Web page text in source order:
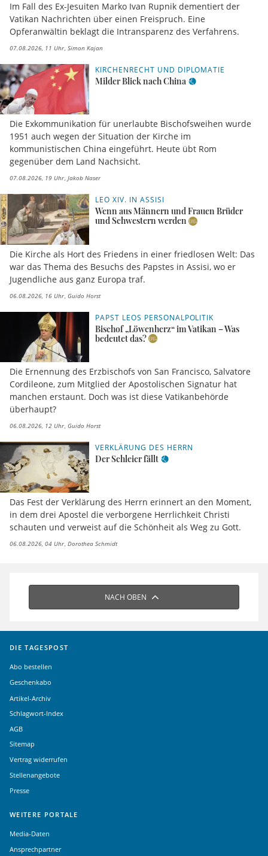
Im Fall des Ex-Jesuiten Marko Ivan Rupnik dementiert der
Vatikan Nachrichten über einen Freispruch. Eine
Opferanwältin beklagt die Intransparenz des Verfahrens.
07.08.2026, 11 Uhr Simon Kajan
KIRCHENRECHT UND DIPLOMATIE
Milder Blick nach China
Die Exkommunikation für unerlaubte Bischofsweihen wurde
1951 auch wegen der Situation der Kirche im
kommunistischen China eingeführt. Heute übt Rom
gegenüber dem Land Nachsicht.
07.08.2026, 19 Uhr Jakob Naser
LEO XIV. IN ASSISI
Wenn aus Männern und Frauen Brüder
und Schwestern werden
Die Kirche als Hort des Friedens in einer friedlosen Welt: Das
war das Thema des Besuchs des Papstes in Assisi, wo er
Jugendliche aus ganz Europa traf.
06.08.2026, 16 Uhr Guido Horst
PAPST LEOS PERSONALPOLITIK
Bischof „Löwenherz“ im Vatikan – Was
bedeutet das?
Die Ernennung des Erzbischofs von San Francisco, Salvatore
Cordileone, zum Mitglied der Apostolischen Signatur hat
manchen erstaunt. Doch was ist diese Vatikanbehörde
überhaupt?
06.08.2026, 12 Uhr Guido Horst
VERKLÄRUNG DES HERRN
Der Schleier fällt
Das Fest der Verklärung des Herrn erinnert an den Moment,
in dem drei Apostel die verborgene Herrlichkeit Christi
schauten und verweist auf die Schönheit als Weg zu Gott.
06.08.2026, 04 Uhr Dorothea Schmidt
NACH OBEN
DIE TAGESPOST
Abo bestellen
Geschenkabo
Artikel-Archiv
Schlagwort-Index
AGB
Sitemap
Vertrag widerrufen
Stellenangebote
Presse
WEITERE PORTALE
Media-Daten
Ansprechpartner